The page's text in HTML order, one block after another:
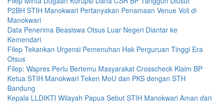
P2BH STIH Manokwari Pertanyakan Penamaan Venue Voli di
Manokwari
Data Penerima Beasiswa Otsus Luar Negeri Diantar ke
Kemendari
Filep Tekankan Urgensi Pemenuhan Hak Perguruan Tinggi Era
Otsus
Filep: Wapres Perlu Bertemu Masyarakat Crosscheck Klaim BP
Ketua STIH Manokwari Teken MoU dan PKS dengan STH
Bandung
Kepala LLDIKTI Wilayah Papua Sebut STIH Manokwari Aman dari